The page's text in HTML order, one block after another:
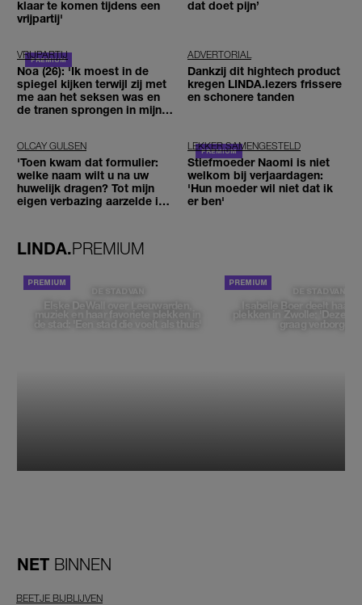
klaar te komen tijdens een
vrijpartij'
dat doet pijn’
VRIJPARTIJ
Noa (26): 'Ik moest in de
spiegel kijken terwijl zij met
me aan het seksen was en
de tranen sprongen in mijn
ADVERTORIAL
Dankzij dit hightech product
kregen LINDA.lezers frissere
en schonere tanden
OLCAY GULSEN
'Toen kwam dat formulier:
welke naam wilt u na uw
huwelijk dragen? Tot mijn
eigen verbazing aarzelde ik
LEKKER SAMENGESTELD
Stiefmoeder Naomi is niet
welkom bij verjaardagen:
'Hun moeder wil niet dat ik
er ben'
LINDA.PREMIUM
DE STAD VAN
Elske DeWall over Leeuwarden,
muziek en haar favoriete plekken in
de stad: 'Een stad die voelt als thuis'
DE STAD VAN
Isabelle Boer deelt haar
plekken in Zwolle: 'Deze
graag verborgen'
NET BINNEN
BEETJE BIJBLIJVEN